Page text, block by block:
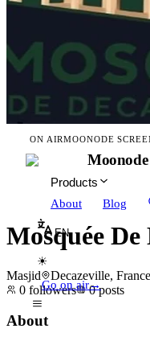
ON AIRMOONODE
Moonode
Products
About
Blog
EN
☀
Go on air→
Mosquée De
Masjid
Decazeville, France
0 followers 0 posts
About